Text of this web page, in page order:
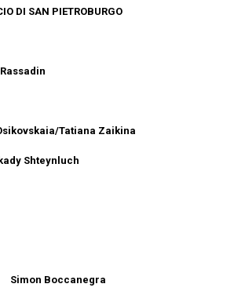
DI SAN PIETROBURGO
Tatiana Zaikina
Shteynluch
Simon Boccanegra